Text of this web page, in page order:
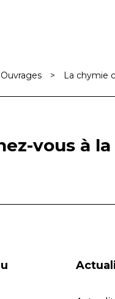
Ouvrages > La chymie
vous à